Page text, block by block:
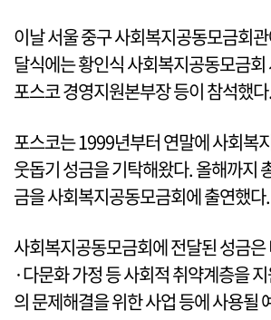
이날 서울 중구 사회복지공동모금회
달식에는 황인식 사회복지공동모금
포스코 경영지원본부장 등이 참석했다.
포스코는 1999년부터 연말에 사회복
웃돕기 성금을 기탁해왔다. 올해까지
금을 사회복지공동모금회에 출연했다.
사회복지공동모금회에 전달된 성금
·다문화 가정 등 사회적 취약계층을
의 문제해결을 위한 사업 등에 사용될